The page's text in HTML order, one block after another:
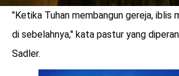
"Ketika Tuhan membangun gereja, iblis
di sebelahnya," kata pastur yang
Sadler.